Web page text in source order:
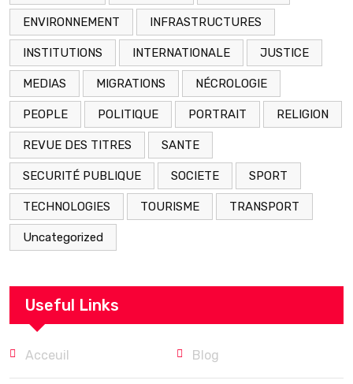
ENVIRONNEMENT INFRASTRUCTURES
INSTITUTIONS INTERNATIONALE JUSTICE
MEDIAS MIGRATIONS NÉCROLOGIE
PEOPLE POLITIQUE PORTRAIT RELIGION
REVUE DES TITRES SANTE
SECURITÉ PUBLIQUE SOCIETE SPORT
TECHNOLOGIES TOURISME TRANSPORT
Uncategorized
Useful Links
Acceuil Blog